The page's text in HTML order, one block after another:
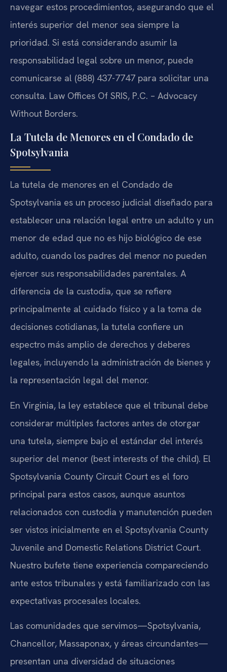
navegar estos procedimientos, asegurando que el
interés superior del menor sea siempre la
prioridad. Si está considerando asumir la
responsabilidad legal sobre un menor, puede
comunicarse al (888) 437-7747 para solicitar una
consulta. Law Offices Of SRIS, P.C. – Advocacy
Without Borders.
La Tutela de Menores en el Condado de
Spotsylvania
La tutela de menores en el Condado de
Spotsylvania es un proceso judicial diseñado para
establecer una relación legal entre un adulto y un
menor de edad que no es hijo biológico de ese
adulto, cuando los padres del menor no pueden
ejercer sus responsabilidades parentales. A
diferencia de la custodia, que se refiere
principalmente al cuidado físico y a la toma de
decisiones cotidianas, la tutela confiere un
espectro más amplio de derechos y deberes
legales, incluyendo la administración de bienes y
la representación legal del menor.
En Virginia, la ley establece que el tribunal debe
considerar múltiples factores antes de otorgar
una tutela, siempre bajo el estándar del interés
superior del menor (best interests of the child). El
Spotsylvania County Circuit Court es el foro
principal para estos casos, aunque asuntos
relacionados con custodia y manutención pueden
ser vistos inicialmente en el Spotsylvania County
Juvenile and Domestic Relations District Court.
Nuestro bufete tiene experiencia compareciendo
ante estos tribunales y está familiarizado con las
expectativas procesales locales.
Las comunidades que servimos—Spotsylvania,
Chancellor, Massaponax, y áreas circundantes—
presentan una diversidad de situaciones